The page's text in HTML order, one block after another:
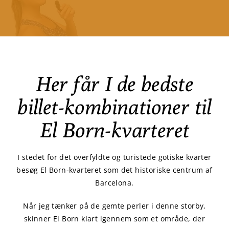
Her får I de bedste
billet-kombinationer til
El Born-kvarteret
I stedet for det overfyldte og turistede gotiske kvarter
besøg El Born-kvarteret som det historiske centrum af
Barcelona.
Når jeg tænker på de gemte perler i denne storby,
skinner El Born klart igennem som et område, der